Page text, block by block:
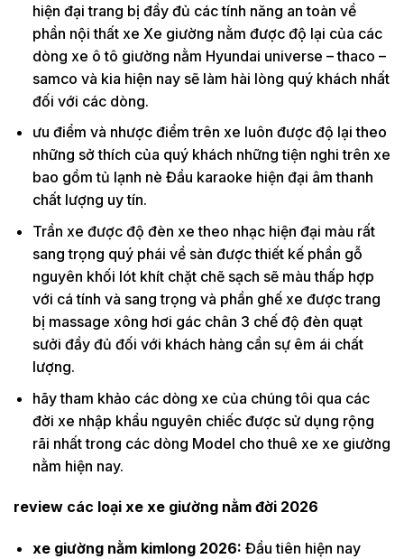
hiện đại trang bị đầy đủ các tính năng an toàn về
phần nội thất xe Xe giường nằm được độ lại của các
dòng xe ô tô giường nằm Hyundai universe – thaco –
samco và kia hiện nay sẽ làm hài lòng quý khách nhất
đối với các dòng.
ưu điểm và nhược điểm trên xe luôn được độ lại theo
những sở thích của quý khách những tiện nghi trên xe
bao gồm tủ lạnh nè Đầu karaoke hiện đại âm thanh
chất lượng uy tín.
Trần xe được độ đèn xe theo nhạc hiện đại màu rất
sang trọng quý phái về sàn được thiết kế phần gỗ
nguyên khối lót khít chặt chẽ sạch sẽ màu thấp hợp
với cá tính và sang trọng và phần ghế xe được trang
bị massage xông hơi gác chân 3 chế độ đèn quạt
sưởi đầy đủ đối với khách hàng cần sự êm ái chất
lượng.
hãy tham khảo các dòng xe của chúng tôi qua các
đời xe nhập khẩu nguyên chiếc được sử dụng rộng
rãi nhất trong các dòng Model cho thuê xe xe giường
nằm hiện nay.
review các loại xe xe giường nằm đời 2026
xe giường nằm kimlong 2026: Đầu tiên hiện nay